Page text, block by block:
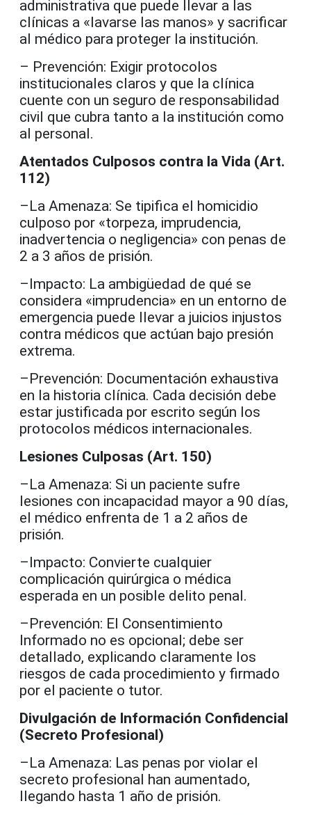
administrativa que puede llevar a las
clínicas a «lavarse las manos» y sacrificar
al médico para proteger la institución.
– Prevención: Exigir protocolos
institucionales claros y que la clínica
cuente con un seguro de responsabilidad
civil que cubra tanto a la institución como
al personal.
Atentados Culposos contra la Vida (Art.
112)
–La Amenaza: Se tipifica el homicidio
culposo por «torpeza, imprudencia,
inadvertencia o negligencia» con penas de
2 a 3 años de prisión.
–Impacto: La ambigüedad de qué se
considera «imprudencia» en un entorno de
emergencia puede llevar a juicios injustos
contra médicos que actúan bajo presión
extrema.
–Prevención: Documentación exhaustiva
en la historia clínica. Cada decisión debe
estar justificada por escrito según los
protocolos médicos internacionales.
Lesiones Culposas (Art. 150)
–La Amenaza: Si un paciente sufre
lesiones con incapacidad mayor a 90 días,
el médico enfrenta de 1 a 2 años de
prisión.
–Impacto: Convierte cualquier
complicación quirúrgica o médica
esperada en un posible delito penal.
–Prevención: El Consentimiento
Informado no es opcional; debe ser
detallado, explicando claramente los
riesgos de cada procedimiento y firmado
por el paciente o tutor.
Divulgación de Información Confidencial
(Secreto Profesional)
–La Amenaza: Las penas por violar el
secreto profesional han aumentado,
llegando hasta 1 año de prisión.